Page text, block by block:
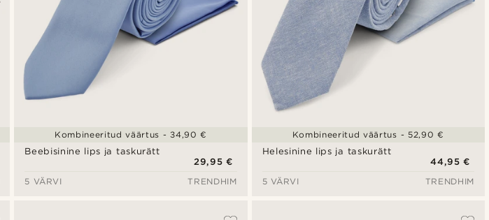
Beebisinine lips ja taskurätt
29,95 €
Kombineeritud väärtus - 34,90 €
5 VÄRVI TRENDHIM
Helesinine lips ja taskurätt
44,95 €
Kombineeritud väärtus - 52,90 €
5 VÄRVI TRENDHIM